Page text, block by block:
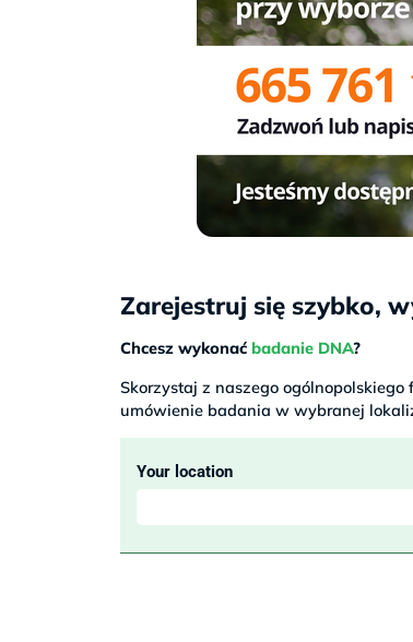
Zarejestruj się szybko,
Chcesz wykonać badanie DNA?
Skorzystaj z naszego
umówienie badania w wybranej
Your location